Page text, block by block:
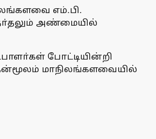
எம்.பி.
அண்மையில்
போட்டியின்றி
மாநிலங்களவையில்